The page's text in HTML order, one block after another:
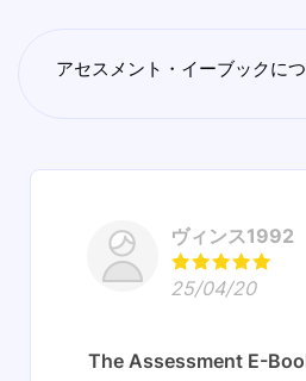
アセスメント・イーブックに
ヴィンス1992
25/04/20
The Assessment E-